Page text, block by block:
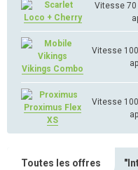
Loco + Cherry
Vitesse 70
Vikings Combo
Vitesse
Proximus Flex
XS
Vitesse
Toutes les offres